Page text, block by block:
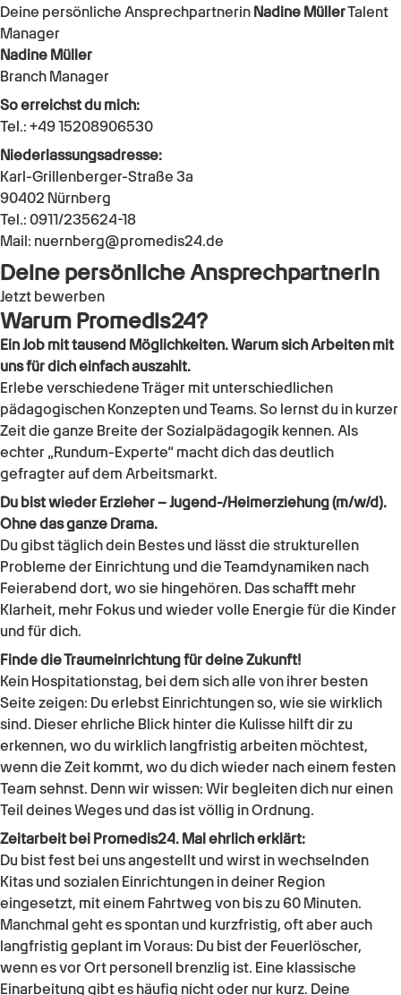
Deine persönliche Ansprechpartnerin Nadine MüllerTalent
Manager
Nadine Müller
Branch Manager
So erreichst du mich:
Tel.: +49 15208906530
Niederlassungsadresse:
Karl-Grillenberger-Straße 3a
90402 Nürnberg
Tel.: 0911/235624-18
Mail: nuernberg@promedis24.de
Deine persönliche Ansprechpartnerin
Jetzt bewerben
Warum Promedis24?
Ein Job mit tausend Möglichkeiten. Warum sich Arbeiten mit
uns für dich einfach auszahlt.
Erlebe verschiedene Träger mit unterschiedlichen
pädagogischen Konzepten und Teams. So lernst du in kurzer
Zeit die ganze Breite der Sozialpädagogik kennen. Als
echter „Rundum-Experte“ macht dich das deutlich
gefragter auf dem Arbeitsmarkt.
Du bist wieder Erzieher – Jugend-/Heimerziehung (m/w/d).
Ohne das ganze Drama.
Du gibst täglich dein Bestes und lässt die strukturellen
Probleme der Einrichtung und die Teamdynamiken nach
Feierabend dort, wo sie hingehören. Das schafft mehr
Klarheit, mehr Fokus und wieder volle Energie für die Kinder
und für dich.
Finde die Traumeinrichtung für deine Zukunft!
Kein Hospitationstag, bei dem sich alle von ihrer besten
Seite zeigen: Du erlebst Einrichtungen so, wie sie wirklich
sind. Dieser ehrliche Blick hinter die Kulisse hilft dir zu
erkennen, wo du wirklich langfristig arbeiten möchtest,
wenn die Zeit kommt, wo du dich wieder nach einem festen
Team sehnst. Denn wir wissen: Wir begleiten dich nur einen
Teil deines Weges und das ist völlig in Ordnung.
Zeitarbeit bei Promedis24. Mal ehrlich erklärt:
Du bist fest bei uns angestellt und wirst in wechselnden
Kitas und sozialen Einrichtungen in deiner Region
eingesetzt, mit einem Fahrtweg von bis zu 60 Minuten.
Manchmal geht es spontan und kurzfristig, oft aber auch
langfristig geplant im Voraus: Du bist der Feuerlöscher,
wenn es vor Ort personell brenzlig ist. Eine klassische
Einarbeitung gibt es häufig nicht oder nur kurz. Deine